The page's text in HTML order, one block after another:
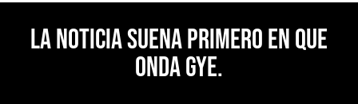
La noticia suena primero en Que
Onda Gye.